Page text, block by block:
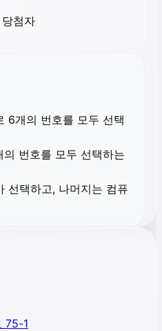
첨자
6개의 번호를 모두 선택
번호를 모두 선택하는
선택하고, 나머지는 컴퓨
75-1